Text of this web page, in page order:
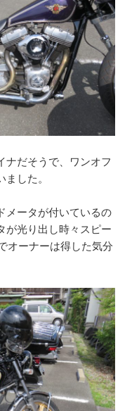
ナだそうで、ワンオフ
した。
メータが付いているの
が光り出し時々スピー
オーナーは得した気分